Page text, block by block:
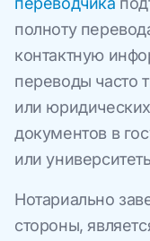
полноту
контактную
переводы часто
или
документов в
или
Нотариально
стороны,